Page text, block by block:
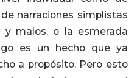
narraciones simplistas
malos, o la esmerada
es un hecho que ya
a propósito. Pero esto